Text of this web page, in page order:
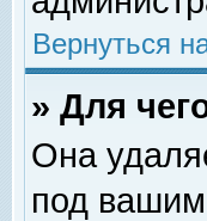
Вернуться
» Для
Она
под